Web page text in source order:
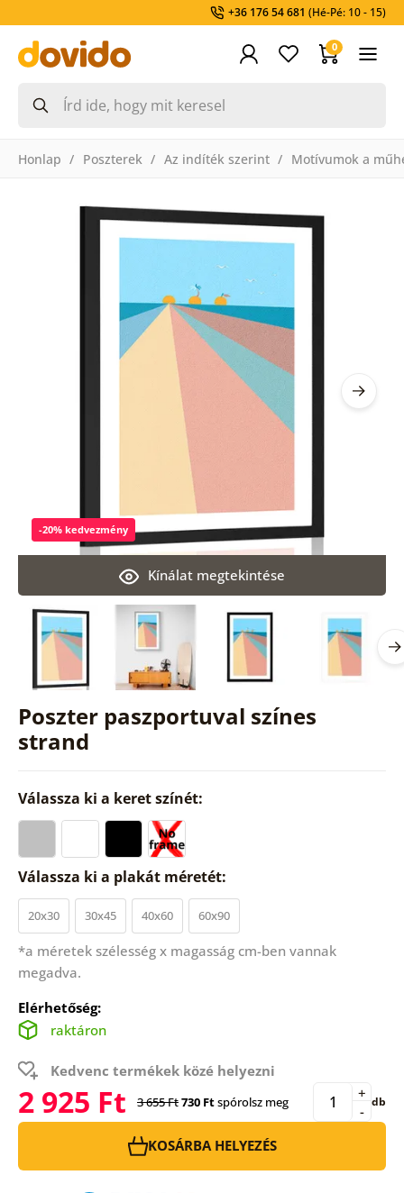
+36 176 54 681 (Hé-Pé: 10 - 15)
0
Honlap Poszterek Az indíték szerint Motívumok a
Poszter paszportuval színes
strand
Kínálat megtekintése
-20% kedvezmény
Válassza ki a keret színét:
Válassza ki a plakát méretét:
20x30 30x45 40x60 60x90
*a méretek szélesség x magasság cm-ben vannak
megadva.
Elérhetőség:
raktáron
Kedvenc termékek közé helyezni
2 925 Ft 3 655 Ft730 Ftspórolsz meg -
+ db
KOSÁRBA HELYEZÉS